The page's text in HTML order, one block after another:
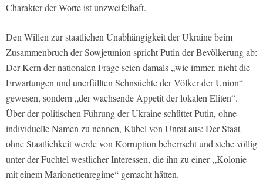
Charakter der Worte ist unzweifelhaft.
Den Willen zur staatlichen Unabhängigkeit der Ukraine beim
Zusammenbruch der Sowjetunion spricht Putin der Bevölkerung ab:
Der Kern der nationalen Frage seien damals „wie immer, nicht die
Erwartungen und unerfüllten Sehnsüchte der Völker der Union“
gewesen, sondern „der wachsende Appetit der lokalen Eliten“.
Über der politischen Führung der Ukraine schüttet Putin, ohne
individuelle Namen zu nennen, Kübel von Unrat aus: Der Staat
ohne Staatlichkeit werde von Korruption beherrscht und stehe völlig
unter der Fuchtel westlicher Interessen, die ihn zu einer „Kolonie
mit einem Marionettenregime“ gemacht hätten.